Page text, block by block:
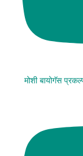
मोशी बायोगॅस